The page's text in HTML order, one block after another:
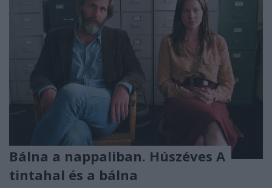
Bálna a nappaliban. Húszéves A
tintahal és a bálna